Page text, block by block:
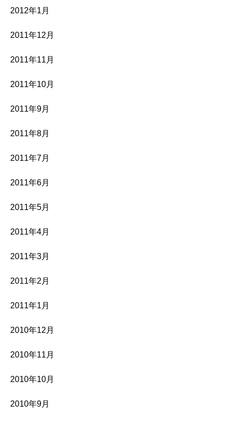
2012年1月
2011年12月
2011年11月
2011年10月
2011年9月
2011年8月
2011年7月
2011年6月
2011年5月
2011年4月
2011年3月
2011年2月
2011年1月
2010年12月
2010年11月
2010年10月
2010年9月